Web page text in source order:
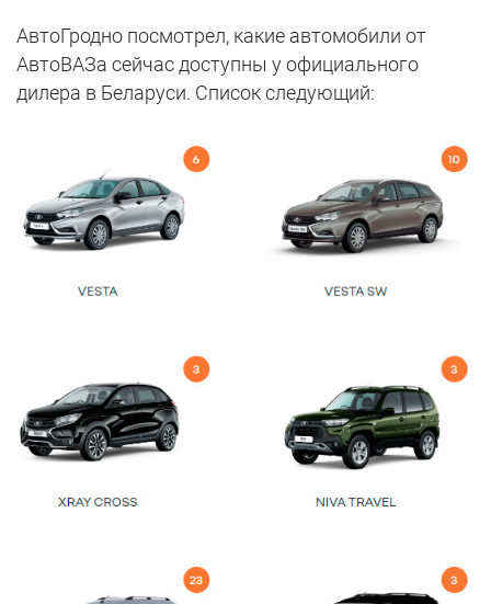
АвтоГродно посмотрел, какие автомобили от
АвтоВАЗа сейчас доступны у официального
дилера в Беларуси. Список следующий: